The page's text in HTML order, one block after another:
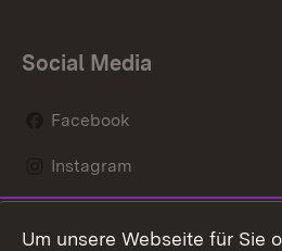
Social Media
Facebook
Instagram
Um unsere Webseite für Sie